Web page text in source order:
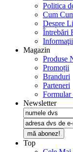
Politica
Cum
Despre
Întrebări
Magazin
Produse
Promoții
Branduri
Parteneri
Formular
Newsletter
mă abonez!
Top